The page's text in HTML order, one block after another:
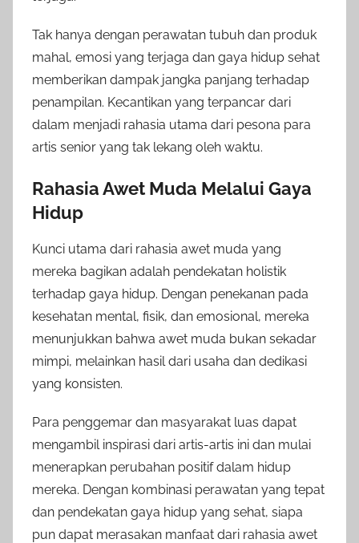
Tak hanya dengan perawatan tubuh dan produk
mahal, emosi yang terjaga dan gaya hidup sehat
memberikan dampak jangka panjang terhadap
penampilan. Kecantikan yang terpancar dari
dalam menjadi rahasia utama dari pesona para
artis senior yang tak lekang oleh waktu.
Rahasia Awet Muda Melalui Gaya
Hidup
Kunci utama dari rahasia awet muda yang
mereka bagikan adalah pendekatan holistik
terhadap gaya hidup. Dengan penekanan pada
kesehatan mental, fisik, dan emosional, mereka
menunjukkan bahwa awet muda bukan sekadar
mimpi, melainkan hasil dari usaha dan dedikasi
yang konsisten.
Para penggemar dan masyarakat luas dapat
mengambil inspirasi dari artis-artis ini dan mulai
menerapkan perubahan positif dalam hidup
mereka. Dengan kombinasi perawatan yang tepat
dan pendekatan gaya hidup yang sehat, siapa
pun dapat merasakan manfaat dari rahasia awet